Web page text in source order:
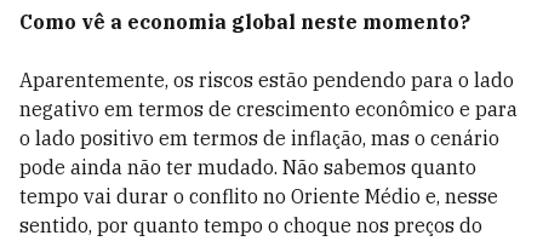
Como vê a economia global neste momento?
Aparentemente, os riscos estão pendendo para o lado
negativo em termos de crescimento econômico e para
o lado positivo em termos de inflação, mas o cenário
pode ainda não ter mudado. Não sabemos quanto
tempo vai durar o conflito no Oriente Médio e, nesse
sentido, por quanto tempo o choque nos preços do